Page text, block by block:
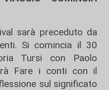
sarà preceduto da
Si comincia il 30
Tursi con Paolo
Fare i conti con il
sul significato